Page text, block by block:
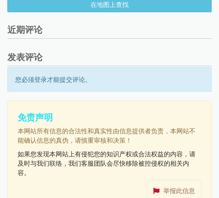
在地图上查找
近期评论
发表评论
您必须登录才能提交评论。
免责声明
本网站所有信息的合法性和真实性由信息提供者负责，本网站不
能确认信息的真伪，请慎重审核和决策！
如果您发现本网站上有侵犯您的知识产权或合法权益的内容，请
及时与我们联络，我们客服团队会尽快移除被控侵权的相关内
容。
举报此信息